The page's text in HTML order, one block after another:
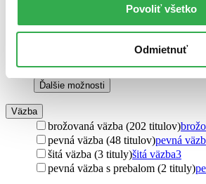
Povoliť všetko
Odmietnuť
C. H. Beck (3 tituly)
C. H. Beck
Technická univerzita vo Zvolene (3
univerzita vo Zvolene3
Muni Press (3 tituly)Muni Press
3
C. H. Beck SK (3 tituly)C. H.
Ďalšie možnosti
Väzba
brožovaná väzba (202 titulov)
pevná väzba (48 titulov)pevná
šitá väzba (3 tituly)šitá väzba3
pevná väzba s prebalom (2 tituly)